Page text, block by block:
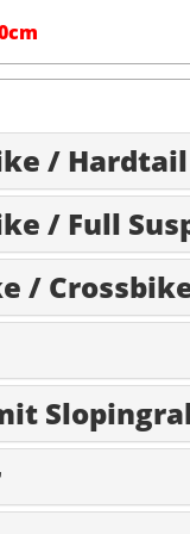
/ Hardtail
/ Full
/